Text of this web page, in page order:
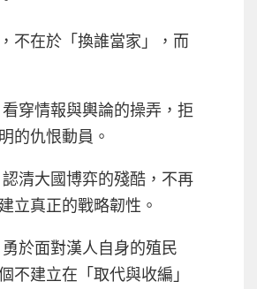
不在於「換誰當家」，而
穿情報與輿論的操弄，拒
的仇恨動員。
清大國博弈的殘酷，不再
立真正的戰略韌性。
於面對漢人自身的殖民
不建立在「取代與收編」